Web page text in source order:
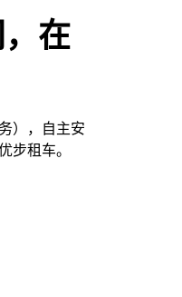
在
），自主安
步租车。